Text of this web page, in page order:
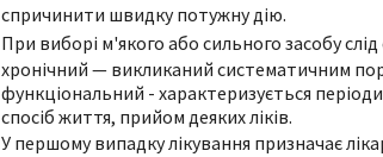
спричинити швидку потужну дію.
При виборі м'якого або сильного засобу
хронічний — викликаний систематичним
функціональний - характеризується
спосіб життя, прийом деяких ліків.
У першому випадку лікування призначає